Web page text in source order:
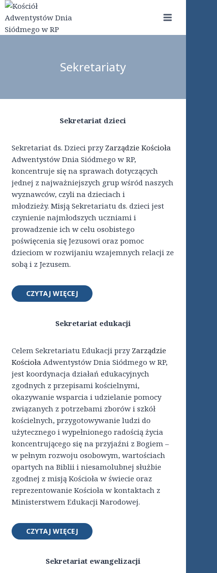
Przejdź
do
treści
Sekretariaty
Sekretariat dzieci
Sekretariat ds. Dzieci przy Zarządzie Kościoła
Adwentystów Dnia Siódmego w RP,
koncentruje się na sprawach dotyczących
jednej z najważniejszych grup wśród naszych
wyznawców, czyli na dzieciach i
młodzieży. Misją Sekretariatu ds. dzieci jest
czynienie najmłodszych uczniami i
prowadzenie ich w celu osobistego
poświęcenia się Jezusowi oraz pomoc
dzieciom w rozwijaniu wzajemnych relacji ze
sobą i z Jezusem.
CZYTAJ WIĘCEJ
Sekretariat edukacji
Celem Sekretariatu Edukacji przy Zarządzie
Kościoła Adwentystów Dnia Siódmego w RP,
jest koordynacja działań edukacyjnych
zgodnych z przepisami kościelnymi,
okazywanie wsparcia i udzielanie pomocy
związanych z potrzebami zborów i szkół
kościelnych, przygotowywanie ludzi do
użytecznego i wypełnionego radością życia
koncentrującego się na przyjaźni z Bogiem –
w pełnym rozwoju osobowym, wartościach
opartych na Biblii i niesamolubnej służbie
zgodnej z misją Kościoła w świecie oraz
reprezentowanie Kościoła w kontaktach z
Ministerstwem Edukacji Narodowej.
CZYTAJ WIĘCEJ
Sekretariat ewangelizacji